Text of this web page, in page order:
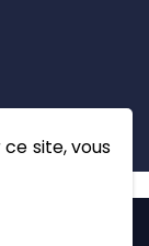
site, vous